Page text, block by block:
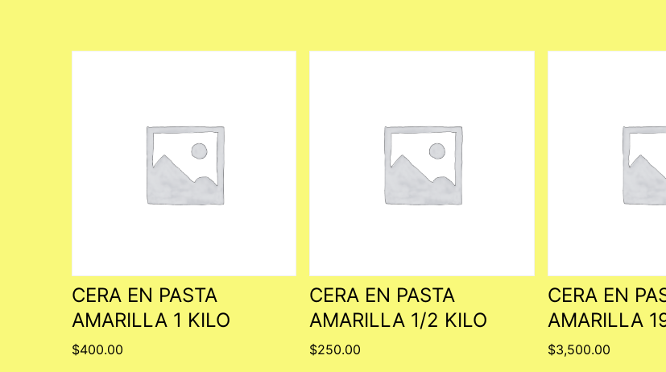
CERA EN PASTA
AMARILLA 1 KILO
$400.00
CERA EN PASTA
AMARILLA 1/2 KILO
$250.00
CERA EN
AMARILLA
$3,500.00